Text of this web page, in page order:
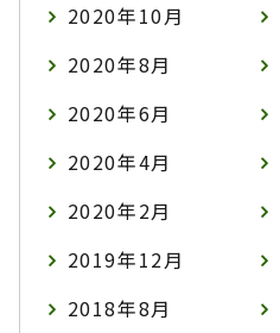
2020年10月
2020年8月
2020年6月
2020年4月
2020年2月
2019年12月
2018年8月